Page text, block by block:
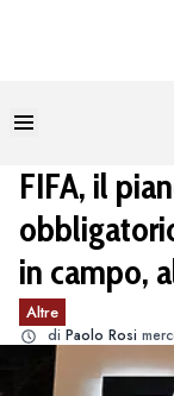
FIFA, il
in campo,
Altre
di Paolo Rosi